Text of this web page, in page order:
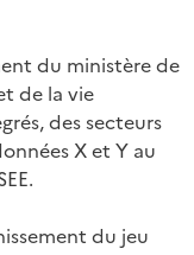
du ministère de
de la vie
des secteurs
X et Y au
du jeu